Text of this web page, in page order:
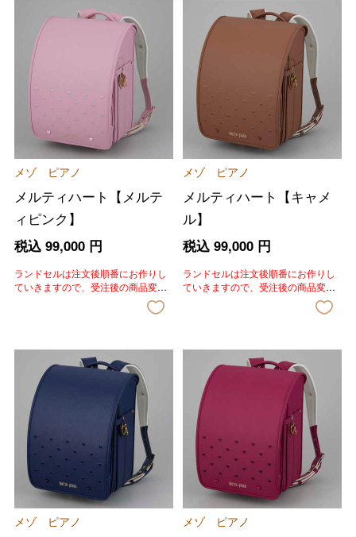
メゾ ピアノ
メルティハート【メルテ
ィピンク】
税込 99,000円
ランドセルは注文後順番にお作りし
ていきますので、受注後の商品変
更、色変更、キャンセルはいたしか
ねます。あらかじめご了承いただき
メゾ ピアノ
メルティハート【キャメ
ル】
税込 99,000円
ランドセルは注文後順番にお作りし
ていきますので、受注後の商品変
更、色変更、キャンセルはいたしか
ねます。あらかじめご了承いただき
メゾ ピアノ メゾ ピアノ